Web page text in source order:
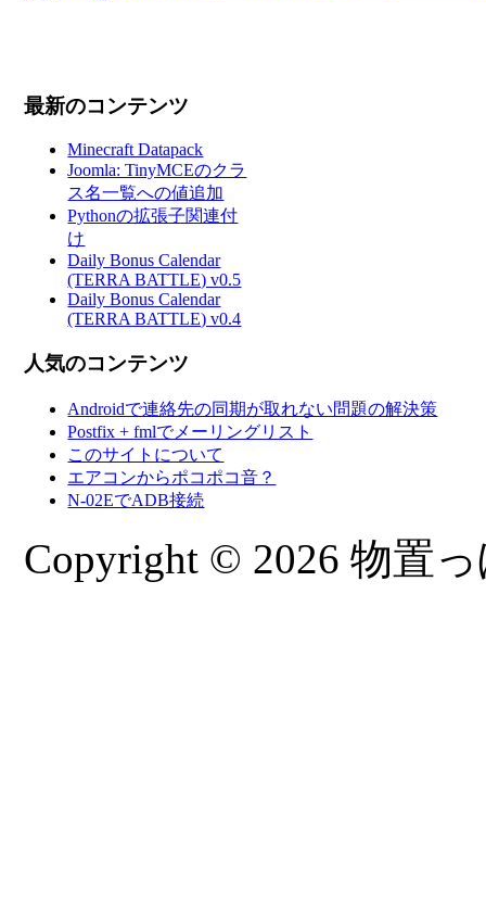
最新のコンテンツ
Minecraft Datapack
Joomla: TinyMCEのクラ
ス名一覧への値追加
Pythonの拡張子関連付
け
Daily Bonus Calendar
(TERRA BATTLE) v0.5
Daily Bonus Calendar
(TERRA BATTLE) v0.4
人気のコンテンツ
Androidで連絡先の同期が取れない問題の解決策
Postfix + fmlでメーリングリスト
このサイトについて
エアコンからポコポコ音？
N-02EでADB接続
Copyright © 2026 物置